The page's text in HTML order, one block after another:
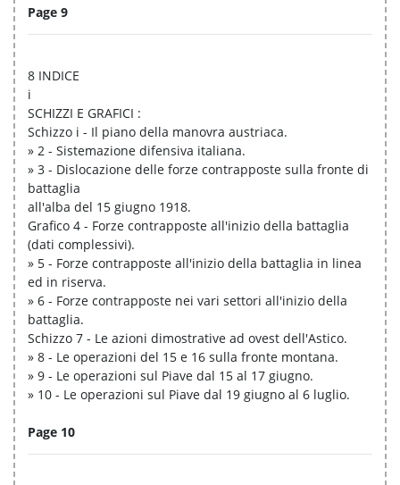
Page 9
8 INDICE
i
SCHIZZI E GRAFICI :
Schizzo i - Il piano della manovra austriaca.
» 2 - Sistemazione difensiva italiana.
» 3 - Dislocazione delle forze contrapposte sulla fronte di
battaglia
all'alba del 15 giugno 1918.
Grafico 4 - Forze contrapposte all'inizio della battaglia
(dati complessivi).
» 5 - Forze contrapposte all'inizio della battaglia in linea
ed in riserva.
» 6 - Forze contrapposte nei vari settori all'inizio della
battaglia.
Schizzo 7 - Le azioni dimostrative ad ovest dell'Astico.
» 8 - Le operazioni del 15 e 16 sulla fronte montana.
» 9 - Le operazioni sul Piave dal 15 al 17 giugno.
» 10 - Le operazioni sul Piave dal 19 giugno al 6 luglio.
Page 10